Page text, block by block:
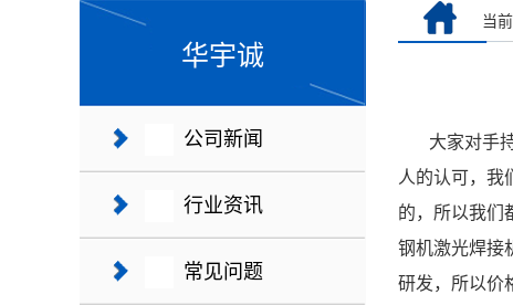
华宇诚
公司新闻
行业资讯
常见问题
当
大家对手
人的认可，我
的，所以我们
钢机激光焊接
研发，所以价